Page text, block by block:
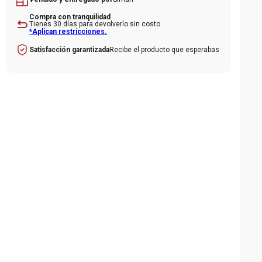
Compra con tranquilidad
Tienes 30 días para devolverlo sin costo
*Aplican restricciones.
Satisfacción garantizadaRecibe el producto que esperabas